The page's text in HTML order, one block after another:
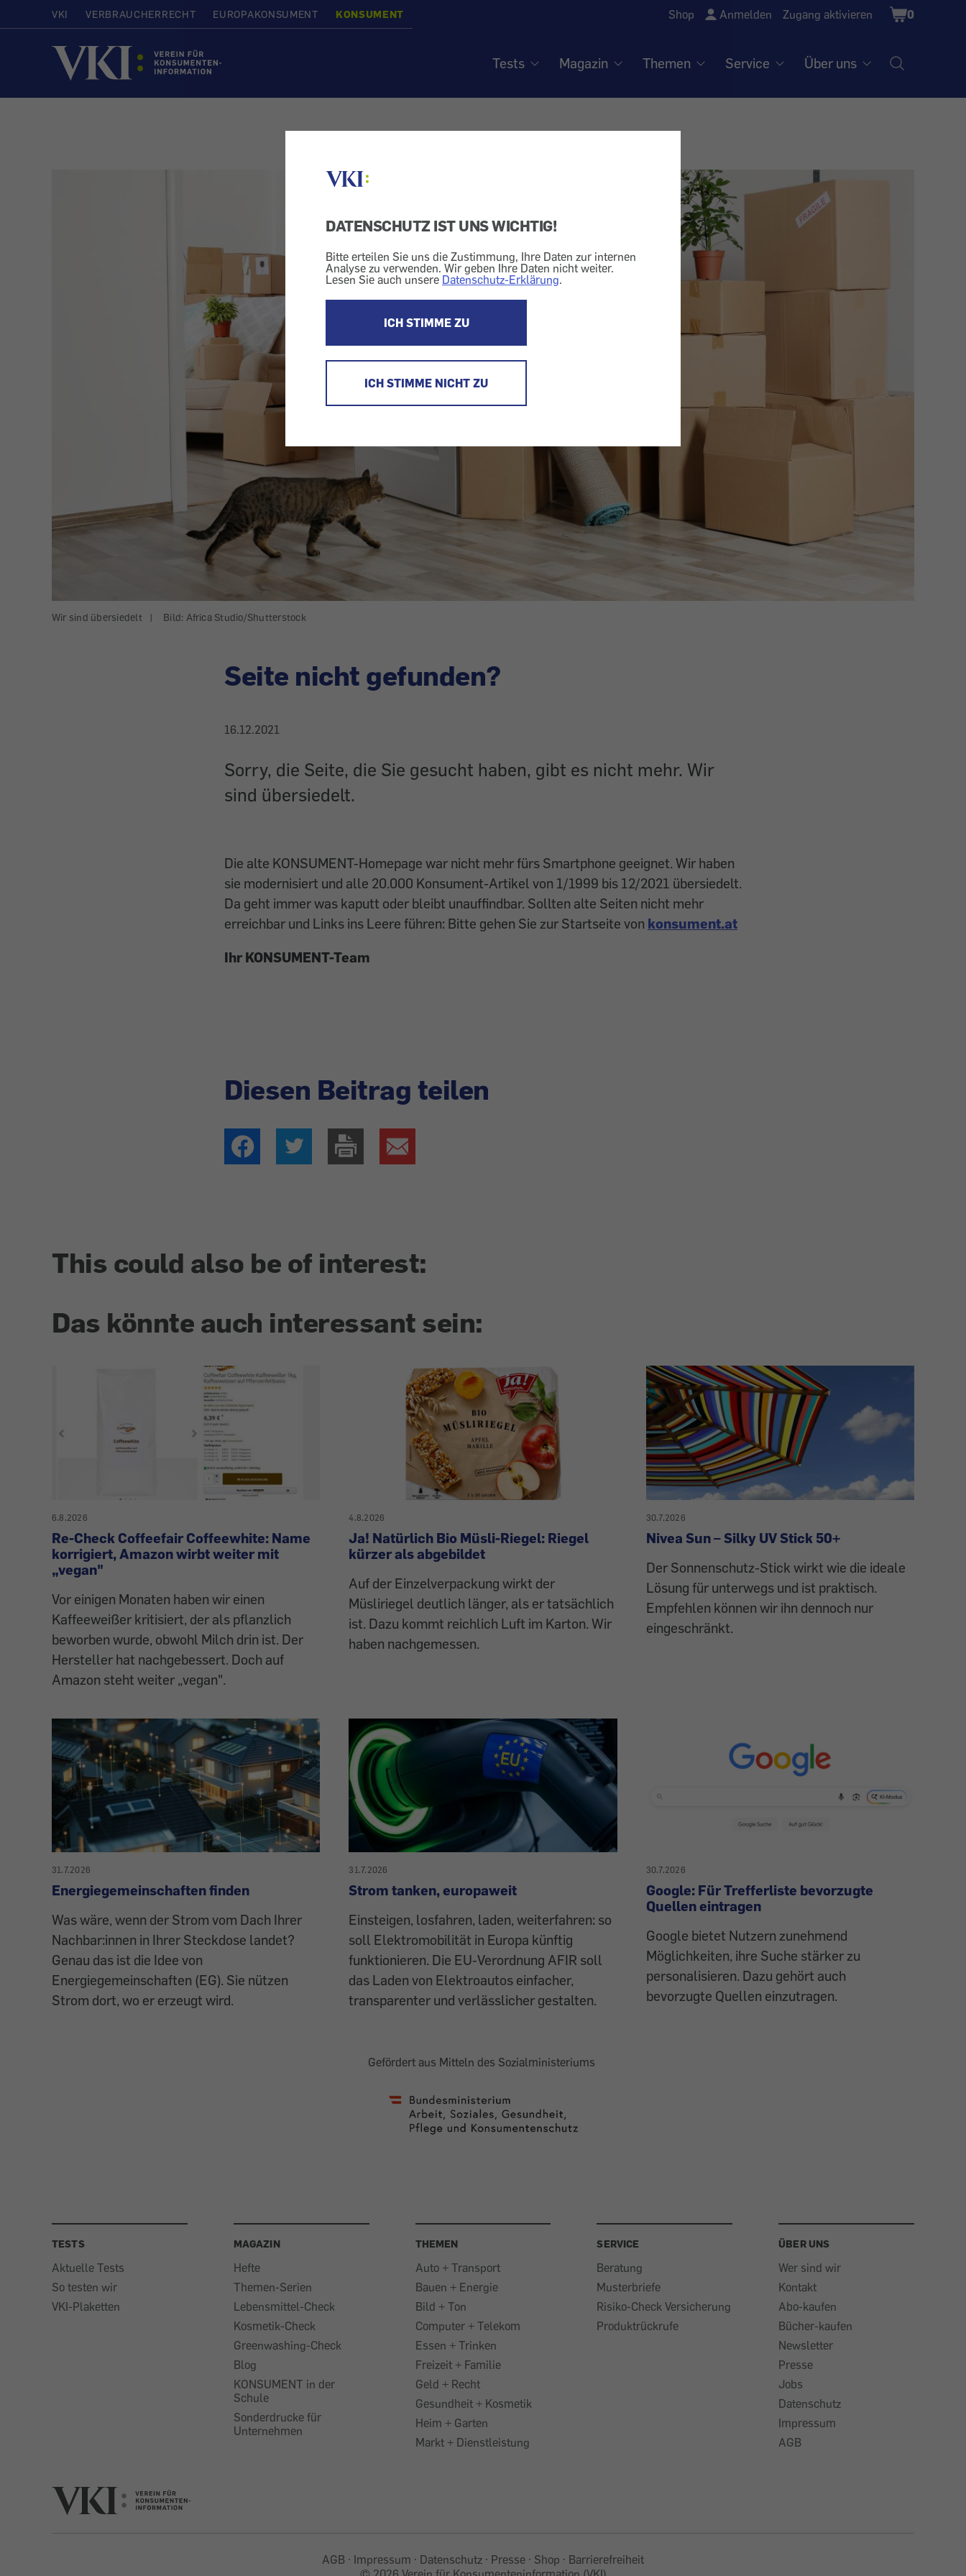
DATENSCHUTZ IST UNS WICHTIG!
Bitte erteilen Sie uns die Zustimmung, Ihre Daten zur internen
Analyse zu verwenden. Wir geben Ihre Daten nicht weiter.
Lesen Sie auch unsere Datenschutz-Erklärung.
ICH STIMME ZU
ICH STIMME NICHT ZU
VKI VERBRAUCHERRECHT EUROPAKONSUMENT KONSUMENT Shop Anmelden Zugang aktivieren
Shopping
Cart
0
Startseite
Tests Magazin Themen Service Über uns
Wir sind übersiedelt | Bild: Africa Studio/Shutterstock
Seite nicht gefunden?
16.12.2021
Sorry, die Seite, die Sie gesucht haben, gibt es nicht mehr. Wir
sind übersiedelt.
Die alte KONSUMENT-Homepage war nicht mehr fürs Smartphone geeignet. Wir haben
sie modernisiert und alle 20.000 Konsument-Artikel von 1/1999 bis 12/2021 übersiedelt.
Da geht immer was kaputt oder bleibt unauffindbar. Sollten alte Seiten nicht mehr
erreichbar und Links ins Leere führen: Bitte gehen Sie zur Startseite von konsument.at
Ihr KONSUMENT-Team
Diesen Beitrag teilen
This could also be of interest:
Das könnte auch interessant sein:
6.8.2026
Re-Check Coffeefair Coffeewhite: Name
korrigiert, Amazon wirbt weiter mit
„vegan"
Vor einigen Monaten haben wir einen
Kaffeeweißer kritisiert, der als pflanzlich
beworben wurde, obwohl Milch drin ist. Der
Hersteller hat nachgebessert. Doch auf
Amazon steht weiter „vegan".
4.8.2026
Ja! Natürlich Bio Müsli-Riegel: Riegel
kürzer als abgebildet
Auf der Einzelverpackung wirkt der
Müsliriegel deutlich länger, als er tatsächlich
ist. Dazu kommt reichlich Luft im Karton. Wir
haben nachgemessen.
30.7.2026
Nivea Sun – Silky UV Stick 50+
Der Sonnenschutz-Stick wirkt wie die ideale
Lösung für unterwegs und ist praktisch.
Empfehlen können wir ihn dennoch nur
eingeschränkt.
31.7.2026
Energiegemeinschaften finden
Was wäre, wenn der Strom vom Dach Ihrer
Nachbar:innen in Ihrer Steckdose landet?
Genau das ist die Idee von
Energiegemeinschaften (EG). Sie nützen
Strom dort, wo er erzeugt wird.
31.7.2026
Strom tanken, europaweit
Einsteigen, losfahren, laden, weiterfahren: so
soll Elektromobilität in Europa künftig
funktionieren. Die EU-Verordnung AFIR soll
das Laden von Elektroautos einfacher,
transparenter und verlässlicher gestalten.
30.7.2026
Google: Für Trefferliste bevorzugte
Quellen eintragen
Google bietet Nutzern zunehmend
Möglichkeiten, ihre Suche stärker zu
personalisieren. Dazu gehört auch
bevorzugte Quellen einzutragen.
Gefördert aus Mitteln des Sozialministeriums
TESTS
Aktuelle Tests
So testen wir
VKI-Plaketten
MAGAZIN
Hefte
Themen-Serien
Lebensmittel-Check
Kosmetik-Check
Greenwashing-Check
Blog
KONSUMENT in der
Schule
Sonderdrucke für
Unternehmen
THEMEN
Auto + Transport
Bauen + Energie
Bild + Ton
Computer + Telekom
Essen + Trinken
Freizeit + Familie
Geld + Recht
Gesundheit + Kosmetik
Heim + Garten
Markt + Dienstleistung
SERVICE
Beratung
Musterbriefe
Risiko-Check Versicherung
Produktrückrufe
ÜBER UNS
Wer sind wir
Kontakt
Abo-kaufen
Bücher-kaufen
Newsletter
Presse
Jobs
Datenschutz
Impressum
AGB
AGB Impressum Datenschutz Presse Shop
Barrierefreiheit